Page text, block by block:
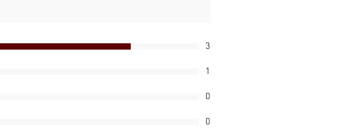
y a los impactos.
cualquier posición.
3
1
0
0